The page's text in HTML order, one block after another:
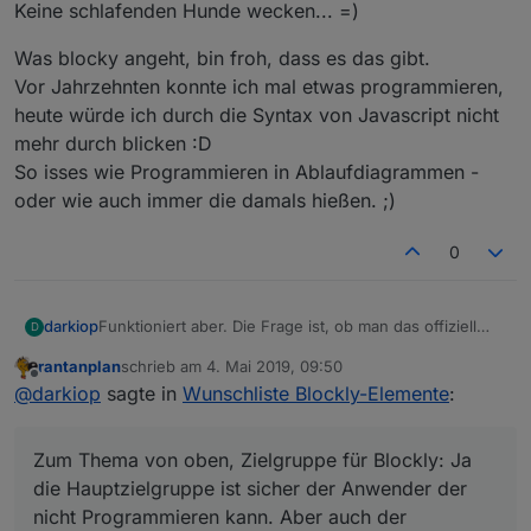
Keine schlafenden Hunde wecken... =)
Was blocky angeht, bin froh, dass es das gibt.
Vor Jahrzehnten konnte ich mal etwas programmieren,
heute würde ich durch die Syntax von Javascript nicht
mehr durch blicken :D
So isses wie Programmieren in Ablaufdiagrammen -
oder wie auch immer die damals hießen. ;)
0
D darkiopFunktioniert aber. Die Frage ist, ob man das offiziell
für die Variablen in den timeout/intervall Block
einsetzbar macht.
Zum Thema von oben, Zielgruppe für Blockly: Ja die
Hauptzielgruppe ist sicher der Anwender der nicht
finde es für SmartHome Themen sehr nützlich mit
Blockly zu arbeiten.
Offline
rantanplanschrieb am 4. Mai 2019, 09:50
zuletzt editiert von
@darkiop sagte in Wunschliste Blockly-Elemente:
Zum Thema von oben, Zielgruppe für Blockly: Ja
die Hauptzielgruppe ist sicher der Anwender der
nicht Programmieren kann. Aber auch der